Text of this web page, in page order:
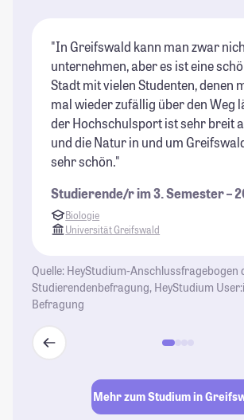
"In Greifswald kann man zwar
unternehmen, aber es ist eine
Stadt mit vielen Studenten, denen
mal wieder zufällig über den Weg
der Hochschulsport ist sehr breit
und die Natur in und um
sehr schön."
Studierende/r im 3. Semester –
Biologie
Universität Greifswald
Quelle: HeyStudium-Anschlussfragebogen
Studierendenbefragung, HeyStudium
Befragung
Mehr zum Studium in